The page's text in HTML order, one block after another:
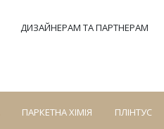
ДИЗАЙНЕРАМ ТА ПАРТНЕРАМ
ПАРКЕТНА ХІМІЯ ПЛІНТУС